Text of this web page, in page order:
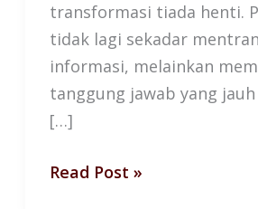
transformasi tiada henti.
tidak lagi sekadar
informasi, melainkan
tanggung jawab yang
[…]
Read Post »